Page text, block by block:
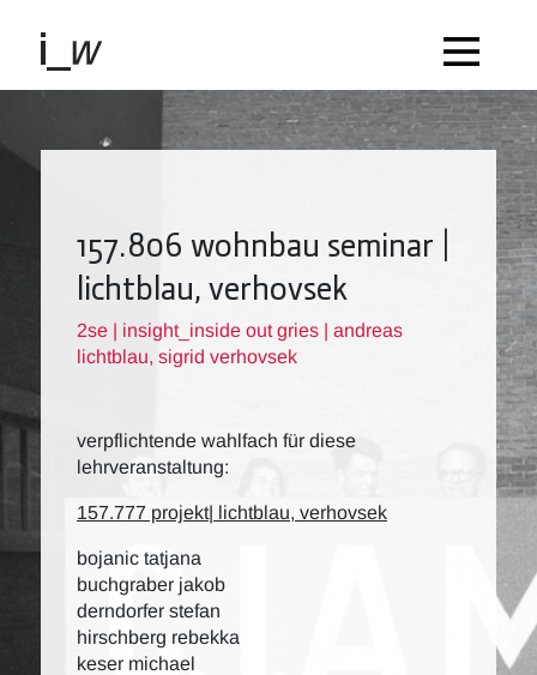
157.806 wohnbau seminar |
lichtblau, verhovsek
2se | insight_inside out gries | andreas
lichtblau, sigrid verhovsek
verpflichtende wahlfach für diese
lehrveranstaltung:
157.777 projekt| lichtblau, verhovsek
bojanic tatjana
buchgraber jakob
derndorfer stefan
hirschberg rebekka
keser michael